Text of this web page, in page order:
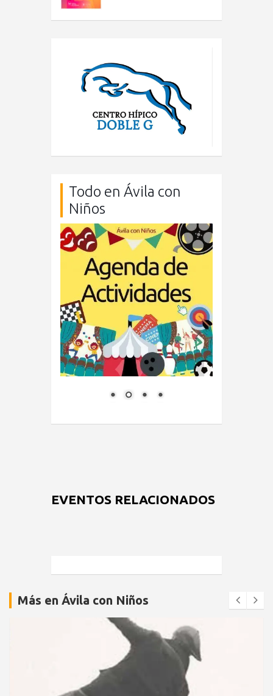
Todo en Ávila con
Niños
EVENTOS RELACIONADOS
Más en Ávila con Niños